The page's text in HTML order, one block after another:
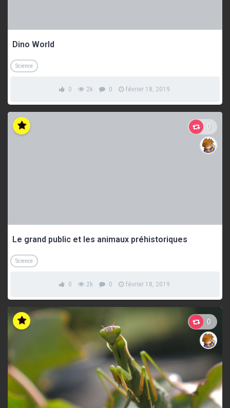
Dino World
Science
0 2k 0 février 18, 2019
0
Le grand public et les animaux préhistoriques
Science
0 2k 0 février 18, 2019
0